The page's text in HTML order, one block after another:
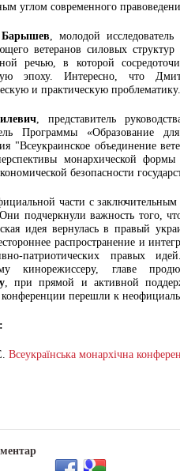
углом современного
, молодой
ветеранов силовых
речью, в которой
эпоху. Интересно, что
и практическую проблематику.
, представитель
Программы «Образование
"Всеукраинское объединение
монархической
безопасности
части с
подчеркнули важность того,
идея вернулась в правый
распространение и
патриотических правых
кинорежиссеру, главе
, при прямой и активной
конференции перешли к
Всеукраїнська монархічна